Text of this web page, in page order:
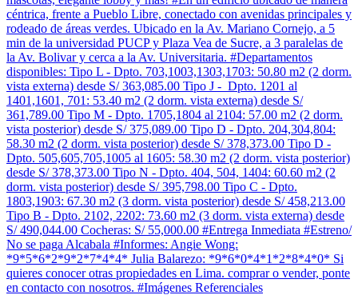
céntrica, frente a Pueblo Libre, conectado con avenidas principales y
rodeado de áreas verdes. Ubicado en la Av. Mariano Cornejo, a 5
min de la universidad PUCP y Plaza Vea de Sucre, a 3 paralelas de
la Av. Bolivar y cerca a la Av. Universitaria. #Departamentos
disponibles: Tipo L - Dpto. 703,1003,1303,1703: 50.80 m2 (2 dorm.
vista externa) desde S/ 363,085.00 Tipo J - Dpto. 1201 al
1401,1601, 701: 53.40 m2 (2 dorm. vista externa) desde S/
361,789.00 Tipo M - Dpto. 1705,1804 al 2104: 57.00 m2 (2 dorm.
vista posterior) desde S/ 375,089.00 Tipo D - Dpto. 204,304,804:
58.30 m2 (2 dorm. vista posterior) desde S/ 378,373.00 Tipo D -
Dpto. 505,605,705,1005 al 1605: 58.30 m2 (2 dorm. vista posterior)
desde S/ 378,373.00 Tipo N - Dpto. 404, 504, 1404: 60.60 m2 (2
dorm. vista posterior) desde S/ 395,798.00 Tipo C - Dpto.
1803,1903: 67.30 m2 (3 dorm. vista posterior) desde S/ 458,213.00
Tipo B - Dpto. 2102, 2202: 73.60 m2 (3 dorm. vista externa) desde
S/ 490,044.00 Cocheras: S/ 55,000.00 #Entrega Inmediata #Estreno/
No se paga Alcabala #Informes: Angie Wong:
*9*5*6*2*9*2*7*4*4* Julia Balarezo: *9*6*0*4*1*2*8*4*0* Si
quieres conocer otras propiedades en Lima. comprar o vender, ponte
en contacto con nosotros. #Imágenes Referenciales